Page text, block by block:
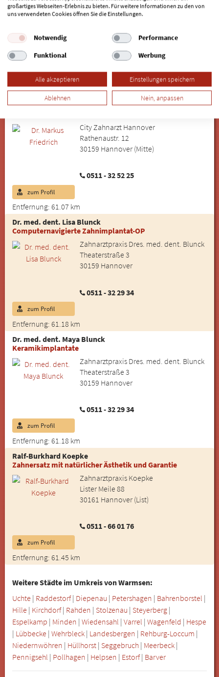
Zahnarztpraxis Dr. Schlotter
30159 Hannover (Mitte)
0511 - 364330
Entfernung: 60.62 km
zum Profil
Dr. Markus Friedrich
City Zahnarzt Hannover
Rathenaustr. 12
30159 Hannover (Mitte)
0511 - 32 52 25
Entfernung: 61.07 km
zum Profil
Dr. med. dent. Lisa Blunck
Computernavigierte Zahnimplantat-OP
Zahnarztpraxis Dres. med. dent. Blunck
Theaterstraße 3
30159 Hannover
0511 - 32 29 34
Entfernung: 61.18 km
zum Profil
Dr. med. dent. Maya Blunck
Keramikimplantate
Zahnarztpraxis Dres. med. dent. Blunck
Theaterstraße 3
30159 Hannover
0511 - 32 29 34
Entfernung: 61.18 km
zum Profil
Ralf-Burkhard Koepke
Zahnersatz mit natürlicher Ästhetik und Garantie
Zahnarztpraxis Koepke
Lister Meile 88
30161 Hannover (List)
0511 - 66 01 76
Entfernung: 61.45 km
zum Profil
Weitere Städte im Umkreis von Warmsen:
Uchte | Raddestorf| Diepenau | Petershagen | Bahrenborstel |
Hille | Kirchdorf| Rahden | Stolzenau | Steyerberg |
Espelkamp | Minden | Wiedensahl | Varrel | Wagenfeld | Hespe
| Lübbecke | Wehrbleck | Landesbergen | Rehburg-Loccum |
Niedernwöhren | Hüllhorst | Seggebruch | Meerbeck |
Pennigsehl | Pollhagen | Helpsen | Estorf| Barver
großartiges Webseiten-Erlebnis zu bieten. Für weitere Informationen zu den von
uns verwendeten Cookies öffnen Sie die Einstellungen.
Notwendig
Performance
Funktional
Werbung
Alle akzeptieren Einstellungen speichern
Ablehnen Nein, anpassen